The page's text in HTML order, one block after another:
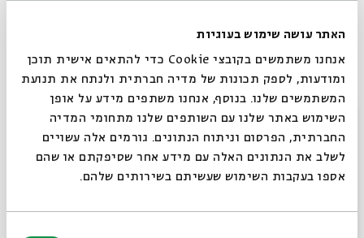
האתר עושה שימוש בעוגיות
אנחנו משתמשים בקובצי Cookie כדי להתאים אישית תוכן
ומודעות, לספק תכונות של מדיה חברתית ולנתח את תנועת
המשתמשים שלנו. בנוסף, אנחנו משתפים מידע על אופן
השימוש באתר שלנו עם השותפים שלנו מתחומי המדיה
החברתית, הפרסום וניתוח הנתונים. גורמים אלה עשויים
לשלב את הנתונים האלה עם מידע אחר שסיפקתם או שהם
אספו בעקבות השימוש שעשיתם בשירותים שלהם.
נוגע במה שאיננו
סגור